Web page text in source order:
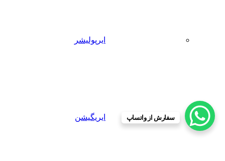
ایرپولیشر
ایریگیشن سفارش از واتساپ